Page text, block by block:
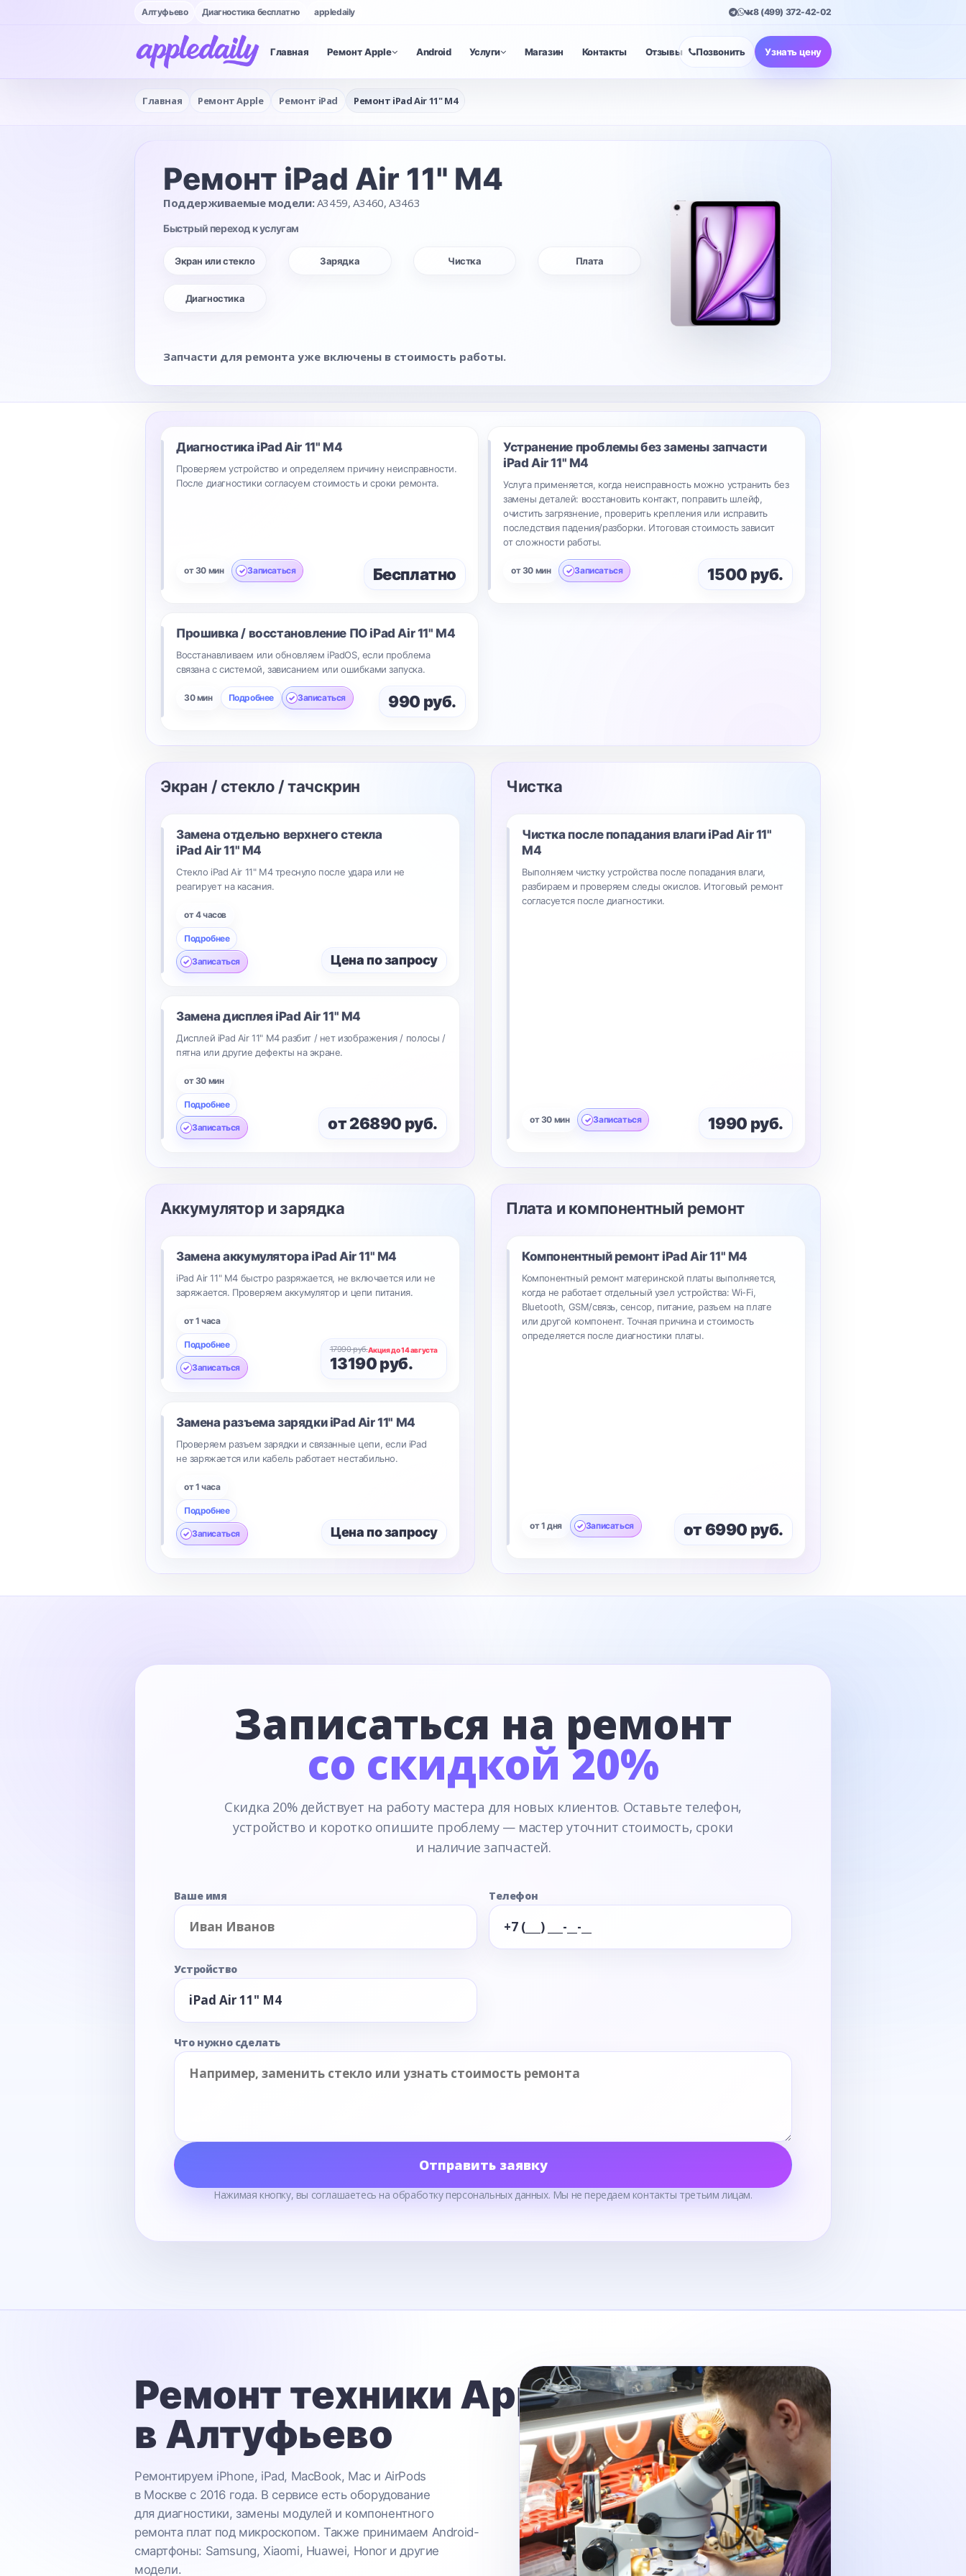
Алтуфьево Диагностика бесплатно appledaily 8 (499) 372-42-02
Главная Ремонт Apple Android Услуги Магазин Контакты Отзывы Позвонить Узнать цену
Главная Ремонт Apple Ремонт iPad Ремонт iPad Air 11" M4
Ремонт iPad Air 11" M4
Поддерживаемые модели:A3459, A3460, A3463
Быстрый переход к услугам
Экран или стекло Зарядка Чистка Плата
Диагностика
Запчасти для ремонта уже включены в стоимость работы.
Диагностика iPad Air 11" M4
Проверяем устройство и определяем причину неисправности.
После диагностики согласуем стоимость и сроки ремонта.
от 30 мин Записаться Бесплатно
Устранение проблемы без замены запчасти
iPad Air 11" M4
Услуга применяется, когда неисправность можно устранить без
замены деталей: восстановить контакт, поправить шлейф,
очистить загрязнение, проверить крепления или исправить
последствия падения/разборки. Итоговая стоимость зависит
от сложности работы.
от 30 мин Записаться 1500 руб.
Прошивка / восстановление ПО iPad Air 11" M4
Восстанавливаем или обновляем iPadOS, если проблема
связана с системой, зависанием или ошибками запуска.
30 мин Подробнее Записаться 990 руб.
Экран / стекло / тачскрин
Замена отдельно верхнего стекла
iPad Air 11" M4
Стекло iPad Air 11" M4 треснуло после удара или не
реагирует на касания.
от 4 часов
Подробнее
Записаться Цена по запросу
Замена дисплея iPad Air 11" M4
Дисплей iPad Air 11" M4 разбит / нет изображения / полосы /
пятна или другие дефекты на экране.
от 30 мин
Подробнее
Записаться от 26890 руб.
Чистка
Чистка после попадания влаги iPad Air 11"
M4
Выполняем чистку устройства после попадания влаги,
разбираем и проверяем следы окислов. Итоговый ремонт
согласуется после диагностики.
от 30 мин Записаться 1990 руб.
Аккумулятор и зарядка
Замена аккумулятора iPad Air 11" M4
iPad Air 11" M4 быстро разряжается, не включается или не
заряжается. Проверяем аккумулятор и цепи питания.
от 1 часа
Подробнее
Записаться
17990 руб.Акция до 14 августа
13190 руб.
Замена разъема зарядки iPad Air 11" M4
Проверяем разъем зарядки и связанные цепи, если iPad
не заряжается или кабель работает нестабильно.
от 1 часа
Подробнее
Записаться Цена по запросу
Плата и компонентный ремонт
Компонентный ремонт iPad Air 11" M4
Компонентный ремонт материнской платы выполняется,
когда не работает отдельный узел устройства: Wi-Fi,
Bluetooth, GSM/связь, сенсор, питание, разъем на плате
или другой компонент. Точная причина и стоимость
определяется после диагностики платы.
от 1 дня Записаться от 6990 руб.
Записаться на ремонт
со скидкой 20%
Скидка 20% действует на работу мастера для новых клиентов. Оставьте телефон,
устройство и коротко опишите проблему — мастер уточнит стоимость, сроки
и наличие запчастей.
Ваше имя Телефон
Устройство
Что нужно сделать
Отправить заявку
Нажимая кнопку, вы соглашаетесь на обработку персональных данных. Мы не передаем контакты третьим лицам.
Ремонт техники Apple
в Алтуфьево
Ремонтируем iPhone, iPad, MacBook, Mac и AirPods
в Москве с 2016 года. В сервисе есть оборудование
для диагностики, замены модулей и компонентного
ремонта плат под микроскопом. Также принимаем Android-
смартфоны: Samsung, Xiaomi, Huawei, Honor и другие
модели.